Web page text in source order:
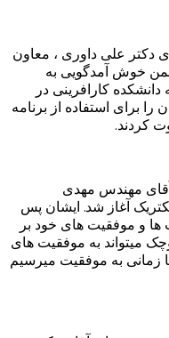
دکتر علی داوری ، معاون
ضمن خوش آمدگویی به
دانشکده کارافرینی در
برای استفاده از برنامه
کردند.
مهندس مهدی
آغاز شد. ایشان پس
و موفقیت های خود بر
میتواند به موفقیت های
زمانی به موفقیت میرسیم